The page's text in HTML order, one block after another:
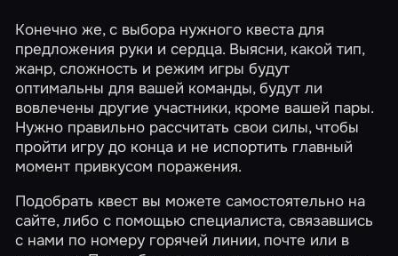
Конечно же, с выбора нужного квеста для
предложения руки и сердца. Выясни, какой тип,
жанр, сложность и режим игры будут
оптимальны для вашей команды, будут ли
вовлечены другие участники, кроме вашей пары.
Нужно правильно рассчитать свои силы, чтобы
пройти игру до конца и не испортить главный
момент привкусом поражения.
Подобрать квест вы можете самостоятельно на
сайте, либо с помощью специалиста, связавшись
с нами по номеру горячей линии, почте или в